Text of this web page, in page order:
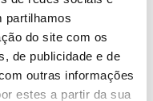
partilhamos
do site com os
de publicidade e de
outras informações
estes a partir da sua